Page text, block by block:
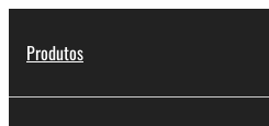
Produtos